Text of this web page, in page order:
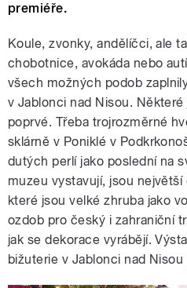
premiéře.
Koule, zvonky, andělíčci, ale
chobotnice, avokáda nebo
všech možných podob
v Jablonci nad Nisou.
poprvé. Třeba trojrozměrné
sklárně v Poniklé v
dutých perlí jako poslední na
muzeu vystavují, jsou
které jsou velké zhruba jako
ozdob pro český i zahraniční
jak se dekorace vyrábějí.
bižuterie v Jablonci nad